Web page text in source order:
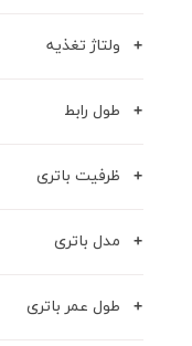
ولتاژ تغذیه
طول رابط
ظرفیت باتری
مدل باتری
طول عمر باتری